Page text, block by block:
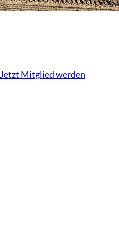
Jetzt Mitglied werden